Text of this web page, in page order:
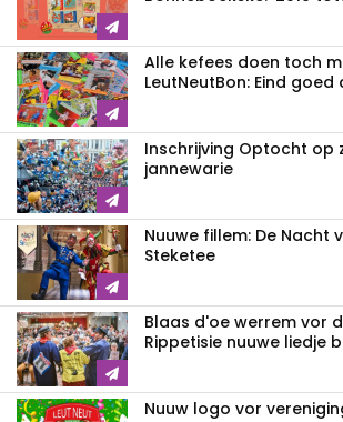
Alle kefees doen toch
LeutNeutBon: Eind goed
Inschrijving Optocht op
jannewarie
Nuuwe fillem: De Nacht
Steketee
Blaas d'oe werrem vor
Rippetisie nuuwe liedje
Nuuw logo vor